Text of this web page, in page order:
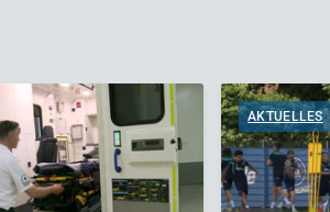
AKTUELLES